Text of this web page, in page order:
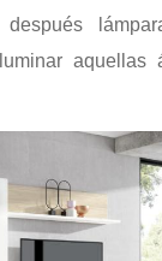
aquellas